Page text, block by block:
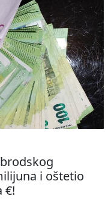
i oštetio
€!